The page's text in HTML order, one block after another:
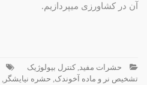
آن در کشاورزی میپردازیم.
حشرات مفید, کنترل بیولوژیک
تشخیص نر و ماده آخوندک, حشره نیایشگر ,